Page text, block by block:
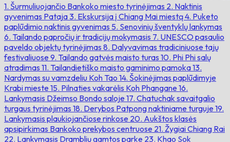
1. Šurmuliuojančio Bankoko miesto tyrinėjimas 2. Naktinis
gyvenimas Pataja3. Ekskursija į Chiang Mai miestą4. Puketo
paplūdimio naktinis gyvenimas 5. Senovinių šventyklų lankymas
6. Tailando papročių ir tradicijų mokymasis 7. UNESCO pasaulio
paveldo objektų tyrinėjimas 8. Dalyvavimas tradiciniuose tajų
festivaliuose 9. Tailando gatvės maisto turas 10. Phi Phi salų
atradimas 11. Tailandietiško maisto gaminimo pamoka13.
Nardymas su vamzdeliu Koh Tao 14. Šokinėjimas paplūdimyje
Krabi mieste 15. Pilnaties vakarėlis Koh Phangane 16.
Lankymasis Džeimso Bondo saloje 17. Chatuchak savaitgalio
turgaus tyrinėjimas 18. Derybos Patpong naktiniame turguje 19.
Lankymasis plaukiojančiose rinkose 20. Aukštos klasės
apsipirkimas Bankoko prekybos centruose 21. Žygiai Chiang Rai
22. Lankymasis Dramblių gamtos parke 23. Khao Sok